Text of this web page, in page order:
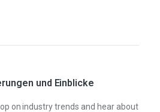
und Einblicke
on industry trends and hear about